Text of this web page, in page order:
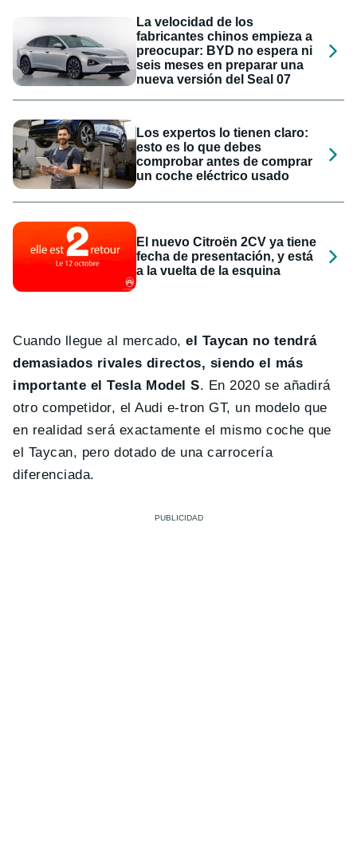
La velocidad de los
fabricantes chinos empieza a
preocupar: BYD no espera ni
seis meses en preparar una
nueva versión del Seal 07
Los expertos lo tienen claro:
esto es lo que debes
comprobar antes de comprar
un coche eléctrico usado
El nuevo Citroën 2CV ya tiene
fecha de presentación, y está
a la vuelta de la esquina
Cuando llegue al mercado, el Taycan no tendrá
demasiados rivales directos, siendo el más
importante el Tesla Model S. En 2020 se añadirá
otro competidor, el Audi e-tron GT, un modelo que
en realidad será exactamente el mismo coche que
el Taycan, pero dotado de una carrocería
diferenciada.